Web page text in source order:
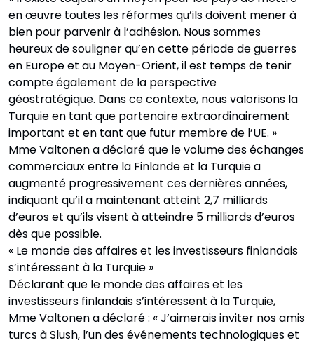
en œuvre toutes les réformes qu’ils doivent mener à
bien pour parvenir à l’adhésion. Nous sommes
heureux de souligner qu’en cette période de guerres
en Europe et au Moyen-Orient, il est temps de tenir
compte également de la perspective
géostratégique. Dans ce contexte, nous valorisons la
Turquie en tant que partenaire extraordinairement
important et en tant que futur membre de l’UE. »
Mme Valtonen a déclaré que le volume des échanges
commerciaux entre la Finlande et la Turquie a
augmenté progressivement ces dernières années,
indiquant qu’il a maintenant atteint 2,7 milliards
d’euros et qu’ils visent à atteindre 5 milliards d’euros
dès que possible.
« Le monde des affaires et les investisseurs finlandais
s’intéressent à la Turquie »
Déclarant que le monde des affaires et les
investisseurs finlandais s’intéressent à la Turquie,
Mme Valtonen a déclaré : « J’aimerais inviter nos amis
turcs à Slush, l’un des événements technologiques et